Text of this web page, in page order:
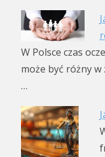
W Polsce czas
może być różny w
…